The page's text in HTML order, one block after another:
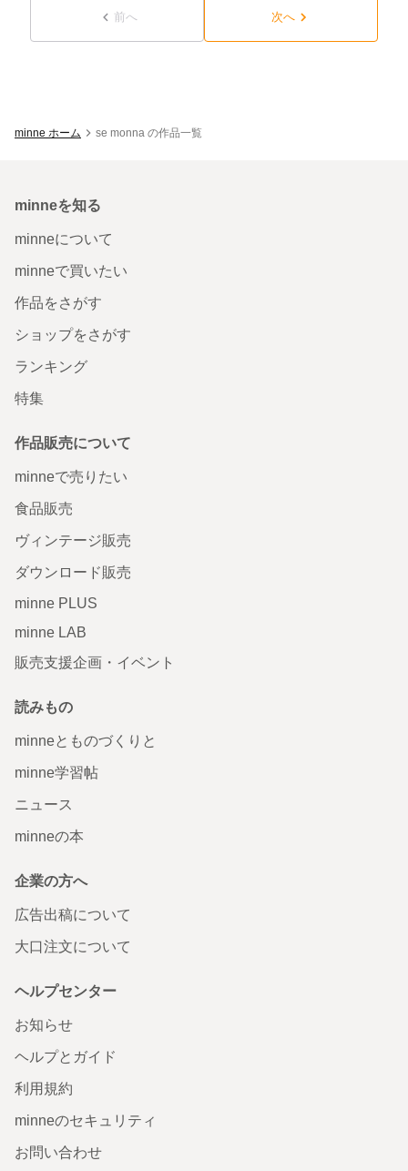
前へ 次へ
minne ホーム se monna の作品一覧
minneを知る
minneについて
minneで買いたい
作品をさがす
ショップをさがす
ランキング
特集
作品販売について
minneで売りたい
食品販売
ヴィンテージ販売
ダウンロード販売
minne PLUS
minne LAB
販売支援企画・イベント
読みもの
minneとものづくりと
minne学習帖
ニュース
minneの本
企業の方へ
広告出稿について
大口注文について
ヘルプセンター
お知らせ
ヘルプとガイド
利用規約
minneのセキュリティ
お問い合わせ